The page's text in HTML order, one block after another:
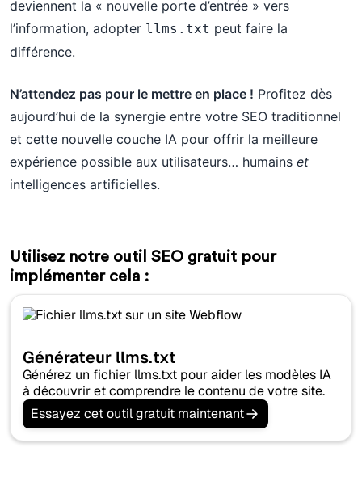
deviennent la « nouvelle porte d’entrée » vers
l’information, adopter llms.txt peut faire la
différence.
N’attendez pas pour le mettre en place ! Profitez dès
aujourd’hui de la synergie entre votre SEO traditionnel
et cette nouvelle couche IA pour offrir la meilleure
expérience possible aux utilisateurs… humains et
intelligences artificielles.
Utilisez notre outil SEO gratuit pour
implémenter cela :
Générateur llms.txt
Générez un fichier llms.txt pour aider les modèles IA
à découvrir et comprendre le contenu de votre site.
Essayez cet outil gratuit maintenant